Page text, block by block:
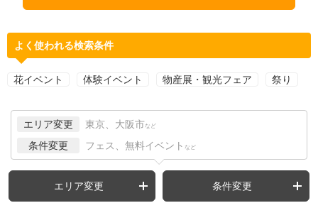
よく使われる検索条件
花イベント 体験イベント 物産展・観光フェア 祭り
エリア変更 東京、大阪市 など
条件変更 フェス、無料イベント など
エリア変更 条件変更